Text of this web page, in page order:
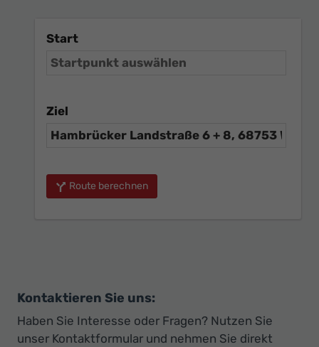
Start
Ziel
Route berechnen
Kontaktieren Sie uns:
Haben Sie Interesse oder Fragen? Nutzen Sie
unser Kontaktformular und nehmen Sie direkt